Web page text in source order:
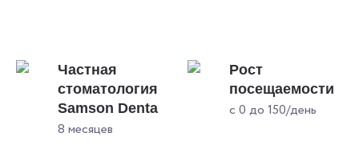
Частная
стоматология
Samson Denta
8 месяцев
Рост
посещаемости
с 0 до 150/день